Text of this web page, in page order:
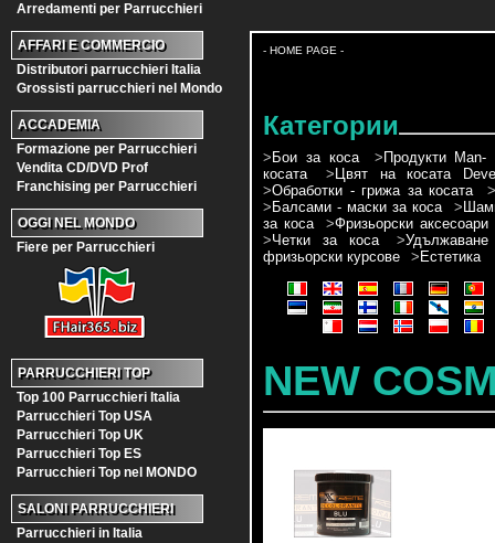
Arredamenti per Parrucchieri
AFFARI E COMMERCIO
Distributori parrucchieri Italia
Grossisti parrucchieri nel Mondo
ACCADEMIA
Formazione per Parrucchieri
Vendita CD/DVD Prof
Franchising per Parrucchieri
OGGI NEL MONDO
Fiere per Parrucchieri
PARRUCCHIERI TOP
Top 100 Parrucchieri Italia
Parrucchieri Top USA
Parrucchieri Top UK
Parrucchieri Top ES
Parrucchieri Top nel MONDO
SALONI PARRUCCHIERI
Parrucchieri in Italia
- HOME PAGE -
Категории
> Бои за коса > Продукти Man-
косата
> Цвят на косата
>Обработки - грижа за косата
> Балсами - маски за коса >
за коса
>Фризьорски аксесоари
>Четки за коса >
фризьорски курсове
> Естетика
NEW